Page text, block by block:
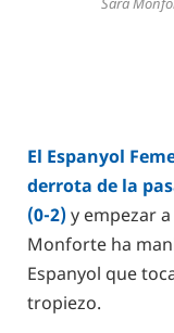
El Espanyol
derrota de la
(0-2)y empezar
Monforte ha
Espanyol que
tropiezo.